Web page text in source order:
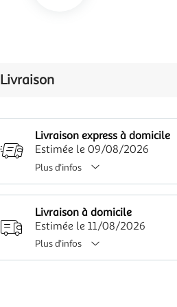
Livraison
Livraison express à domicile
Estimée le 09/08/2026
Plus d'infos
Livraison à domicile
Estimée le 11/08/2026
Plus d'infos